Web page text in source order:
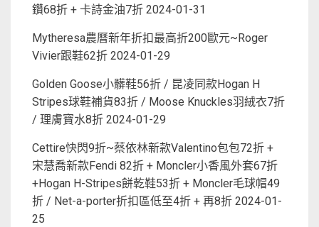
鑽68折 + 卡詩金油7折 2024-01-31
Mytheresa農曆新年折扣最高折200歐元~Roger
Vivier跟鞋62折 2024-01-29
Golden Goose小髒鞋56折 / 昆凌同款Hogan H
Stripes球鞋補貨83折 / Moose Knuckles羽絨衣7折
/ 理膚寶水8折 2024-01-29
Cettire快閃9折~蔡依林新款Valentino包包72折 +
宋慧喬新款Fendi 82折 + Moncler小香風外套67折
+Hogan H-Stripes餅乾鞋53折 + Moncler毛球帽49
折 / Net-a-porter折扣區低至4折 + 再8折 2024-01-
25